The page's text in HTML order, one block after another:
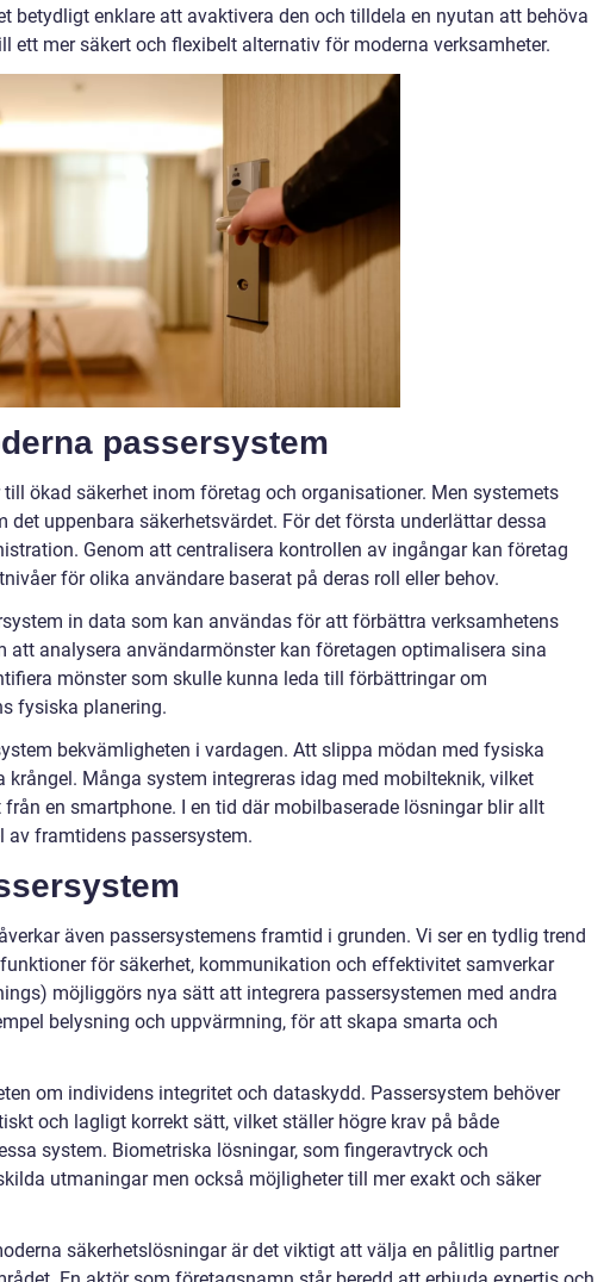
betydligt enklare att avaktivera den och tilldela en nyutan att behöva
ett mer säkert och flexibelt alternativ för moderna verksamheter.
passersystem
ökad säkerhet inom företag och organisationer. Men systemets
uppenbara säkerhetsvärdet. För det första underlättar dessa
Genom att centralisera kontrollen av ingångar kan företag
för olika användare baserat på deras roll eller behov.
in data som kan användas för att förbättra verksamhetens
att analysera användarmönster kan företagen optimalisera sina
mönster som skulle kunna leda till förbättringar om
fysiska planering.
bekvämligheten i vardagen. Att slippa mödan med fysiska
Många system integreras idag med mobilteknik, vilket
en smartphone. I en tid där mobilbaserade lösningar blir allt
av framtidens passersystem.
även passersystemens framtid i grunden. Vi ser en tydlig trend
för säkerhet, kommunikation och effektivitet samverkar
möjliggörs nya sätt att integrera passersystemen med andra
belysning och uppvärmning, för att skapa smarta och
om individens integritet och dataskydd. Passersystem behöver
och lagligt korrekt sätt, vilket ställer högre krav på både
system. Biometriska lösningar, som fingeravtryck och
utmaningar men också möjligheter till mer exakt och säker
säkerhetslösningar är det viktigt att välja en pålitlig partner